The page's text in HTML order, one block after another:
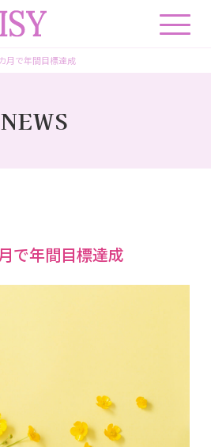
月で年間目標達成
NEWS
で年間目標達成